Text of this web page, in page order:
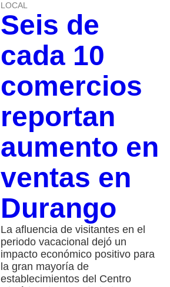
LOCAL
Seis de
cada 10
comercios
reportan
aumento en
ventas en
Durango
La afluencia de visitantes en el
periodo vacacional dejó un
impacto económico positivo para
la gran mayoría de
establecimientos del Centro